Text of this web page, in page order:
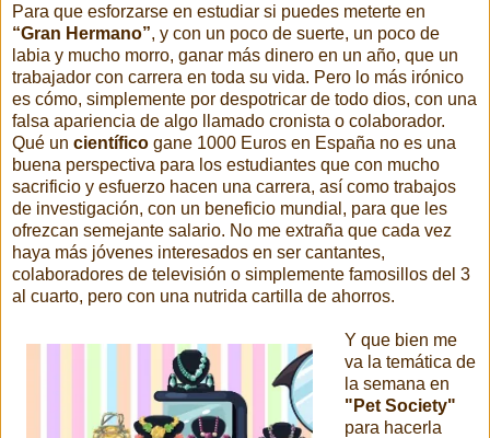
Para que esforzarse en estudiar si puedes meterte en
“Gran Hermano”, y con un poco de suerte, un poco de
labia y mucho morro, ganar más dinero en un año, que un
trabajador con carrera en toda su vida. Pero lo más irónico
es cómo, simplemente por despotricar de todo dios, con una
falsa apariencia de algo llamado cronista o colaborador.
Qué un científico gane 1000 Euros en España no es una
buena perspectiva para los estudiantes que con mucho
sacrificio y esfuerzo hacen una carrera, así como trabajos
de investigación, con un beneficio mundial, para que les
ofrezcan semejante salario. No me extraña que cada vez
haya más jóvenes interesados en ser cantantes,
colaboradores de televisión o simplemente famosillos del 3
al cuarto, pero con una nutrida cartilla de ahorros.
Y que bien me
va la temática de
la semana en
"Pet Society"
para hacerla